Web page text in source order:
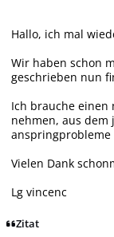
Hallo, ich mal
Wir haben schon
geschrieben nun
Ich brauche
nehmen, aus
Vielen Dank
Lg vincenc
Zitat